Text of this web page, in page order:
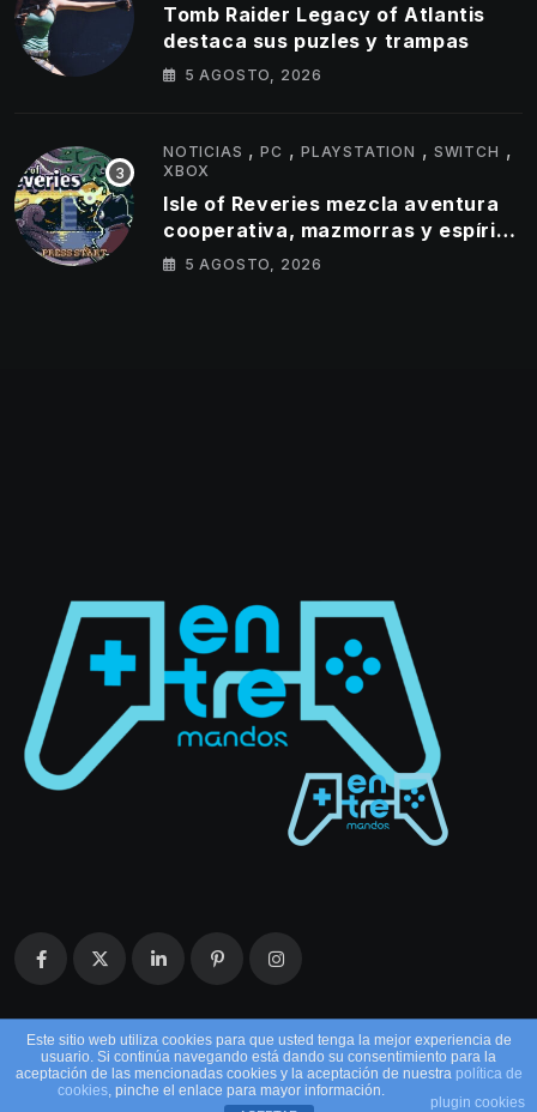
Tomb Raider Legacy of Atlantis
destaca sus puzles y trampas
5 AGOSTO, 2026
NOTICIAS ,PC ,PLAYSTATION , SWITCH ,
XBOX
Isle of Reveries mezcla aventura
cooperativa, mazmorras y espíritu
clásico de Zelda
5 AGOSTO, 2026
Este sitio web utiliza cookies para que usted tenga la mejor experiencia de
usuario. Si continúa navegando está dando su consentimiento para la
aceptación de las mencionadas cookies y la aceptación de nuestra política de
cookies, pinche el enlace para mayor información.
plugin cookies